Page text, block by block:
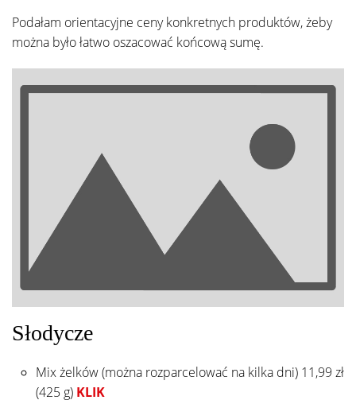
Podałam orientacyjne ceny konkretnych produktów, żeby
można było łatwo oszacować końcową sumę.
Słodycze
Mix żelków (można rozparcelować na kilka dni) 11,99 zł
(425 g) KLIK